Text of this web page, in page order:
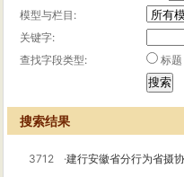
模型与栏目:
关键字:
查找字段类型:
标题
搜索结果
3712 ·建行安徽省分行为省摄